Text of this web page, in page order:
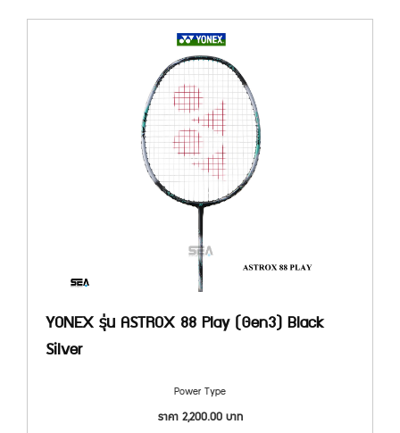
YONEX รุ่น ASTROX 88 Play (Gen3) Black
Silver
Power Type
ราคา2,200.00บาท